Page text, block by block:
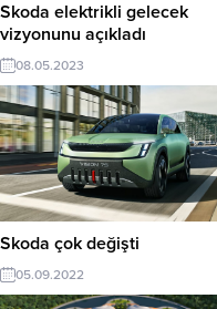
Skoda elektrikli gelecek
vizyonunu açıkladı
08.05.2023
Skoda çok değişti
05.09.2022